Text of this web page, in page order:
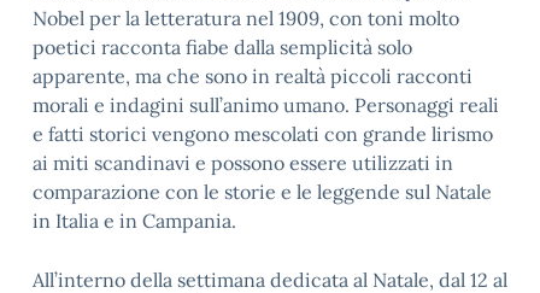
Nobel per la letteratura nel 1909, con toni molto
poetici racconta fiabe dalla semplicità solo
apparente, ma che sono in realtà piccoli racconti
morali e indagini sull’animo umano. Personaggi reali
e fatti storici vengono mescolati con grande lirismo
ai miti scandinavi e possono essere utilizzati in
comparazione con le storie e le leggende sul Natale
in Italia e in Campania.
All’interno della settimana dedicata al Natale, dal 12 al